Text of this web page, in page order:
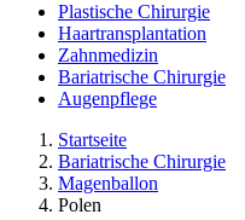
Plastische Chirurgie
Haartransplantation
Zahnmedizin
Bariatrische Chirurgie
Augenpflege
Startseite
Bariatrische Chirurgie
Magenballon
Polen